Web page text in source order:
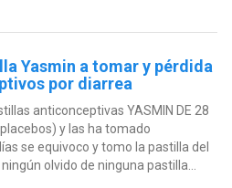
Yasmin a tomar y pérdida
por diarrea
anticonceptivas YASMIN DE 28
y las ha tomado
se equivoco y tomo la pastilla del
olvido de ninguna pastilla...